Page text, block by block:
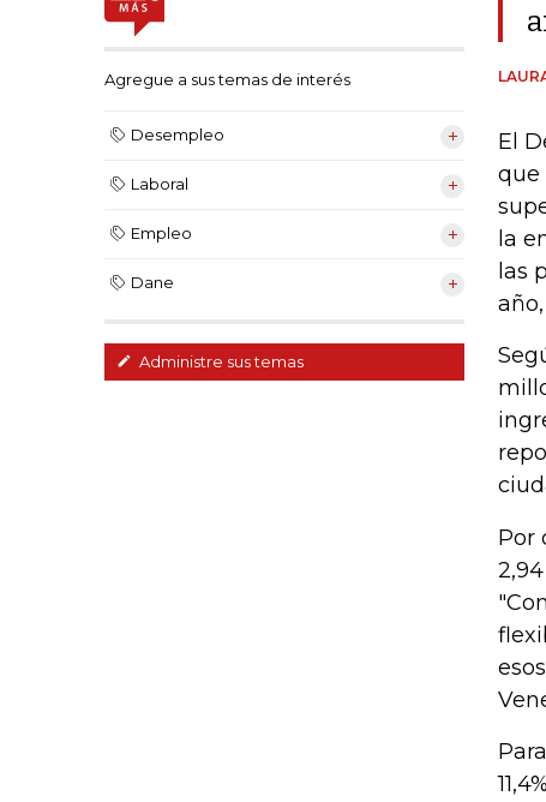
Agregue a sus temas de interés
Desempleo
Laboral
Empleo
Dane
Administre sus temas
El
que
la
las
Por